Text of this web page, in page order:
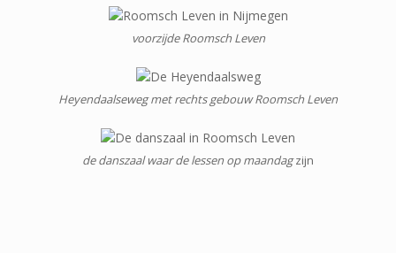
voorzijde Roomsch Leven
Heyendaalseweg met rechts gebouw Roomsch Leven
de danszaal waar de lessen op maandagzijn